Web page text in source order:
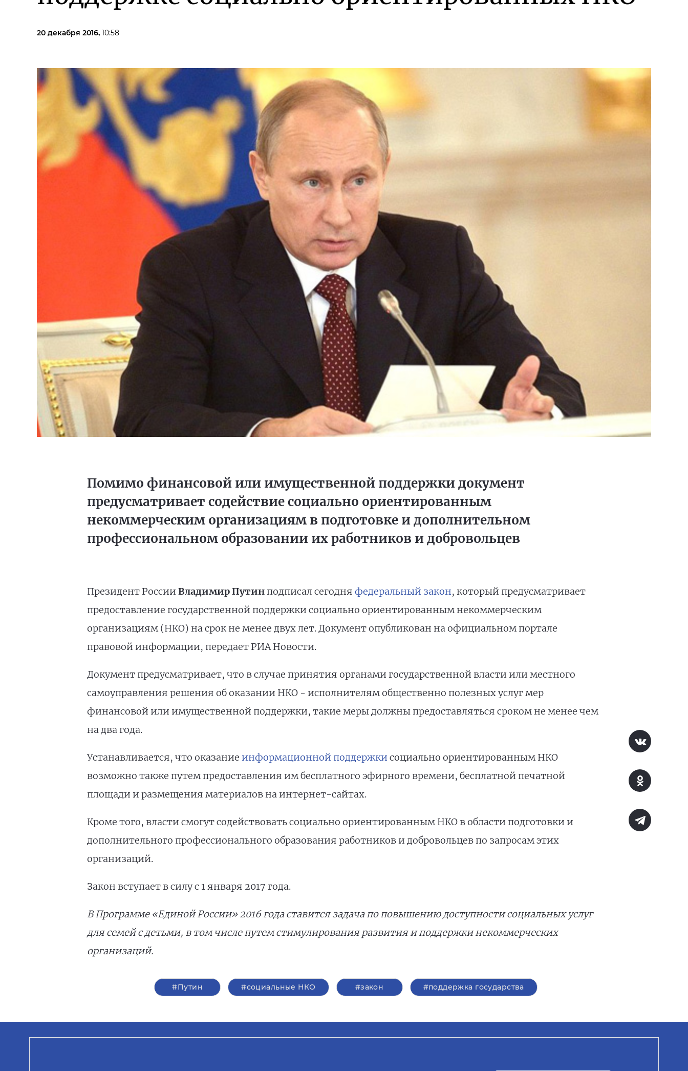
20 декабря 2016, 10:58
Помимо финансовой или имущественной поддержки документ
предусматривает содействие социально ориентированным
некоммерческим организациям в подготовке и дополнительном
профессиональном образовании их работников и добровольцев
Президент России Владимир Путинподписал сегодня федеральный закон, который предусматривает
предоставление государственной поддержки социально ориентированным некоммерческим
организациям (НКО) на срок не менее двух лет. Документ опубликован на официальном портале
правовой информации, передает РИА Новости.
Документ предусматривает, что в случае принятия органами государственной власти или местного
самоуправления решения об оказании НКО - исполнителям общественно полезных услуг мер
финансовой или имущественной поддержки, такие меры должны предоставляться сроком не менее чем
на два года.
Устанавливается, что оказание информационной поддержки социально ориентированным НКО
возможно также путем предоставления им бесплатного эфирного времени, бесплатной печатной
площади и размещения материалов на интернет-сайтах.
Кроме того, власти смогут содействовать социально ориентированным НКО в области подготовки и
дополнительного профессионального образования работников и добровольцев по запросам этих
организаций.
Закон вступает в силу с 1 января 2017 года.
В Программе «Единой России» 2016 года ставится задачапо повышению доступности социальных услуг
для семейс детьми, в том числе путем стимулирования развития и поддержки некоммерческих
организаций.
#Путин #социальные НКО #закон #поддержка государства